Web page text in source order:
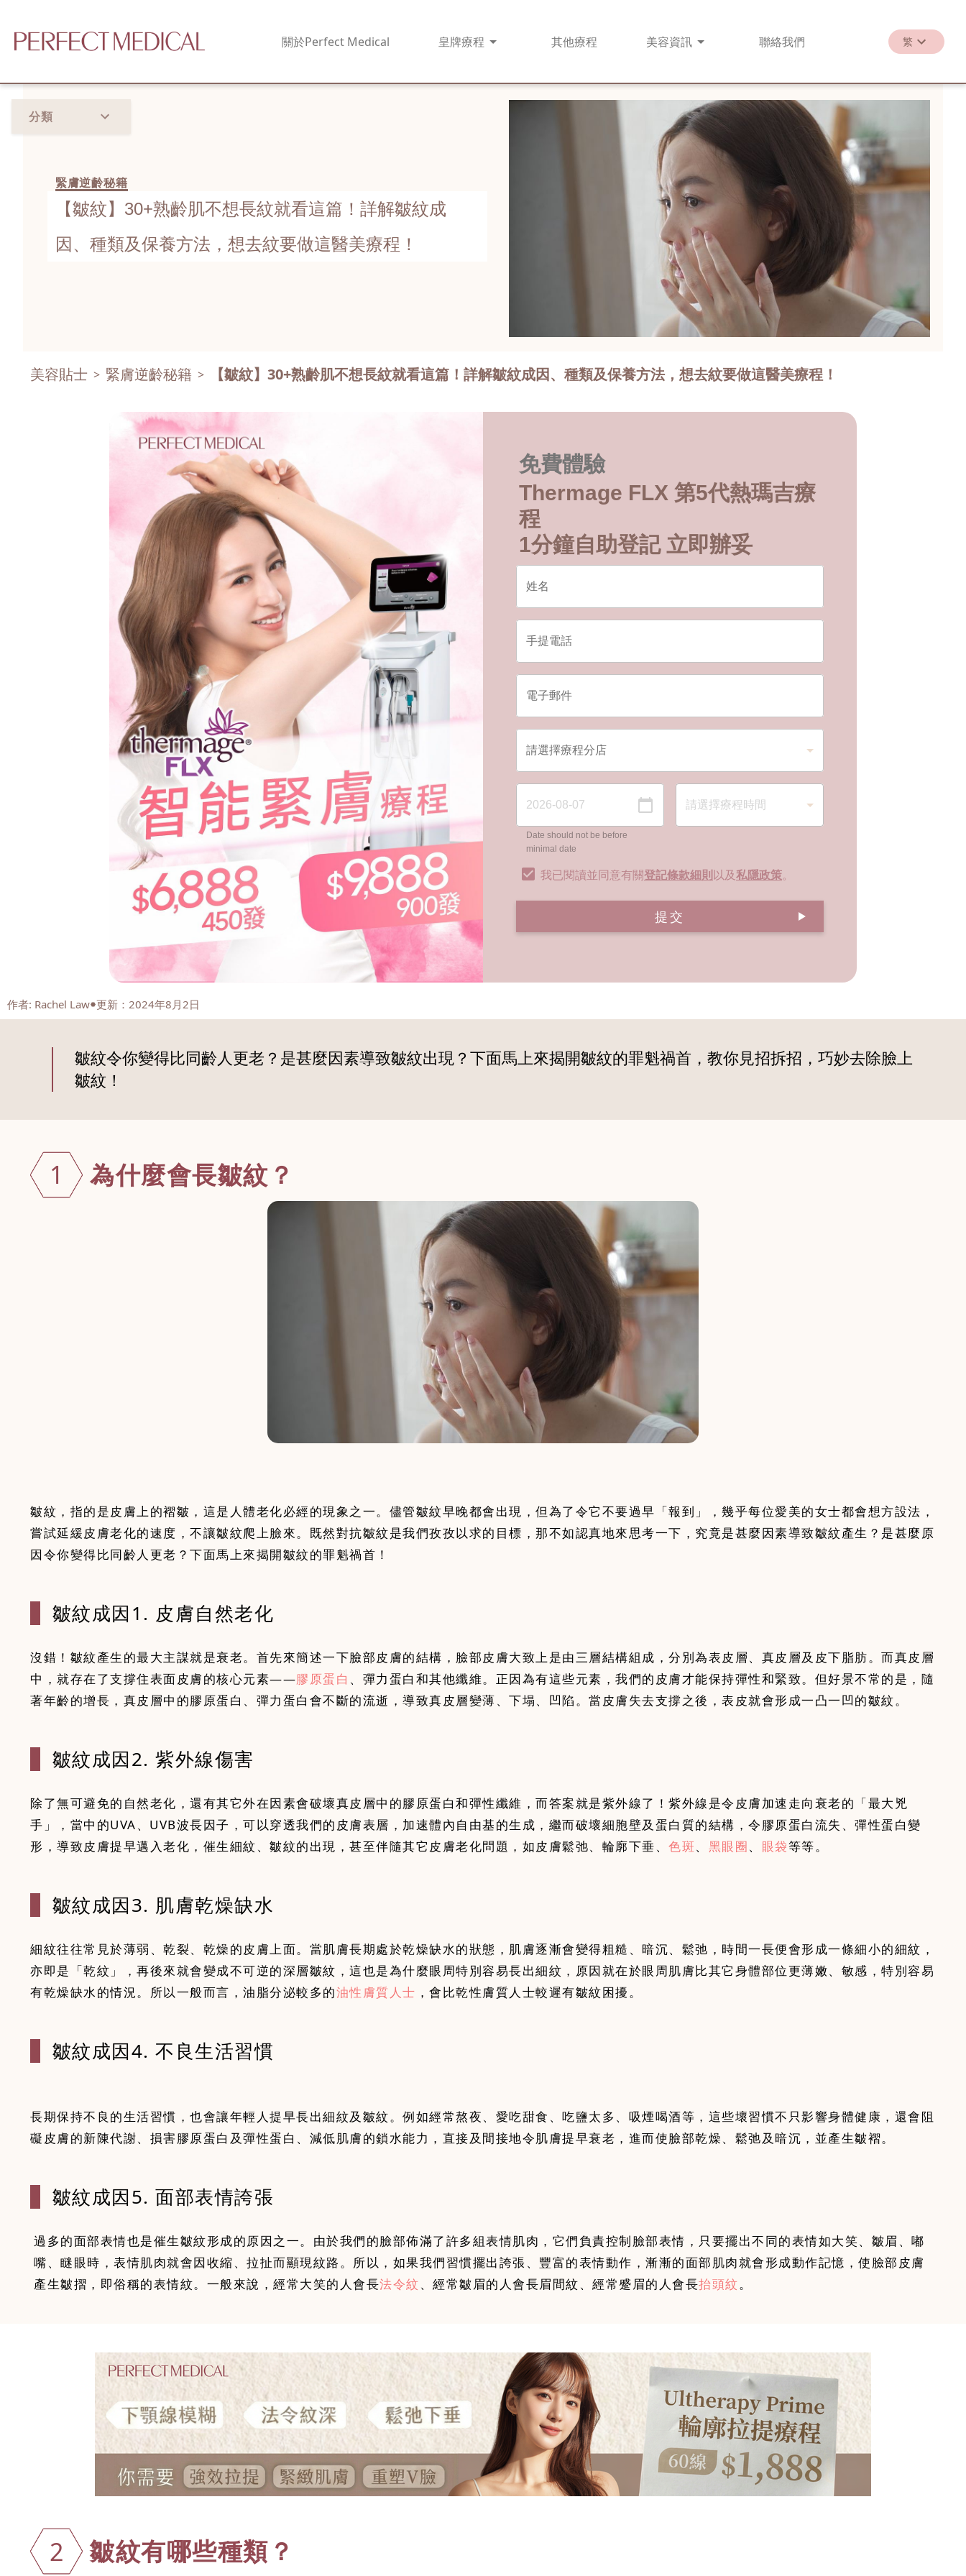
關於Perfect Medical 皇牌療程 其他療程 美容資訊 聯絡我們 繁
繁
分類
緊膚逆齡秘籍
【皺紋】30+熟齡肌不想長紋就看這篇！詳解皺紋成
因、種類及保養方法，想去紋要做這醫美療程！
美容貼士 > 緊膚逆齡秘籍 > 【皺紋】30+熟齡肌不想長紋就看這篇！詳解皺紋成因、種類及保養方法，想去紋要做這醫美療程！
免費體驗
Thermage FLX 第5代熱瑪吉療
程
1分鐘自助登記 立即辦妥
Date should not be before
minimal date
我已閱讀並同意有關登記條款細則以及私隱政策。
提交
作者: Rachel Law 更新：2024年8月2日
皺紋令你變得比同齡人更老？是甚麼因素導致皺紋出現？下面馬上來揭開皺紋的罪魁禍首，教你見招拆招，巧妙去除臉上
皺紋！
1 為什麼會長皺紋？
皺紋，指的是皮膚上的褶皺，這是人體老化必經的現象之一。儘管皺紋早晚都會出現，但為了令它不要過早「報到」，幾乎每位愛美的女士都會想方設法，
嘗試延緩皮膚老化的速度，不讓皺紋爬上臉來。既然對抗皺紋是我們孜孜以求的目標，那不如認真地來思考一下，究竟是甚麼因素導致皺紋產生？是甚麼原
皺紋成因1. 皮膚自然老化
沒錯！皺紋產生的最大主謀就是衰老。首先來簡述一下臉部皮膚的結構，臉部皮膚大致上是由三層結構組成，分別為表皮層、真皮層及皮下脂肪。而真皮層
中，就存在了支撐住表面皮膚的核心元素——膠原蛋白 、彈力蛋白和其他纖維。正因為有這些元素，我們的皮膚才能保持彈性和緊致。但好景不常的是，隨
皺紋成因2. 紫外線傷害
除了無可避免的自然老化，還有其它外在因素會破壞真皮層中的膠原蛋白和彈性纖維，而答案就是紫外線了！紫外線是令皮膚加速走向衰老的「最大兇
手」，當中的UVA、UVB波長因子，可以穿透我們的皮膚表層，加速體內自由基的生成，繼而破壞細胞壁及蛋白質的結構，令膠原蛋白流失、彈性蛋白變
形，導致皮膚提早邁入老化，催生細紋、皺紋的出現，甚至伴隨其它皮膚老化問題，如皮膚鬆弛、輪廓下垂、 色斑、 黑眼圈、 眼袋
皺紋成因3. 肌膚乾燥缺水
細紋往往常見於薄弱、乾裂、乾燥的皮膚上面。當肌膚長期處於乾燥缺水的狀態，肌膚逐漸會變得粗糙、暗沉、鬆弛，時間一長便會形成一條細小的細紋，
亦即是「乾紋」，再後來就會變成不可逆的深層皺紋，這也是為什麼眼周特別容易長出細紋，原因就在於眼周肌膚比其它身體部位更薄嫩、敏感，特別容易
有乾燥缺水的情況。所以一般而言，油脂分泌較多的油性膚質人士 ，會比乾性膚質人士較遲有皺紋困擾。
皺紋成因4. 不良生活習慣
長期保持不良的生活習慣，也會讓年輕人提早長出細紋及皺紋。例如經常熬夜、愛吃甜食、吃鹽太多、吸煙喝酒等，這些壞習慣不只影響身體健康，還會阻
皺紋成因5. 面部表情誇張
過多的面部表情也是催生皺紋形成的原因之一。由於我們的臉部佈滿了許多組表情肌肉，它們負責控制臉部表情，只要擺出不同的表情如大笑、皺眉、嘟
嘴、瞇眼時，表情肌肉就會因收縮、拉扯而顯現紋路。所以，如果我們習慣擺出誇張、豐富的表情動作，漸漸的面部肌肉就會形成動作記憶，使臉部皮膚
產生皺摺，即俗稱的表情紋。一般來說，經常大笑的人會長法令紋、經常皺眉的人會長眉間紋、經常蹙眉的人會長抬頭紋
2 皺紋有哪些種類？